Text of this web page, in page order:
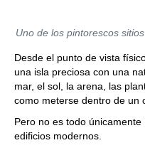
Uno de los pintorescos
Desde el punto de vista
una isla preciosa con una
mar, el sol, la arena, las
como meterse dentro de un
Pero no es todo
edificios modernos.